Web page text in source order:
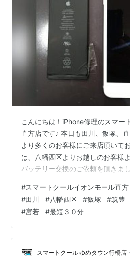
こんにちは！iPhone修理のスマー
直方店です♪ 本日も田川、飯塚、
より多くのお客様にご来店頂いて
は、八幡西区よりお越しのお客様
バッテリー交換のご依頼を頂きま
使用時より劣化が早く進行するこ
の車内の中に端末を放置すると最
爆発したりと、とても危険なので
ッテリーの劣化は、設定より確認
設定 ⇒ バッテリー ⇒ バッテリー
最大容…
#スマートクールイオンモール直方
#田川 #八幡西区 #飯塚 #筑豊
#宮若 #最短３０分
スマートクール ゆめタウン行橋店